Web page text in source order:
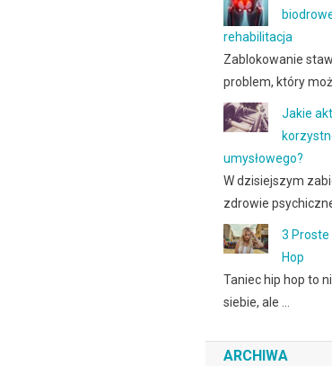
rehabilitacja
Zablokowanie
problem, który
Jakie
umysłowego?
W dzisiejszym
zdrowie
3 Proste
Hop
Taniec hip hop to
siebie, ale …
ARCHIWA